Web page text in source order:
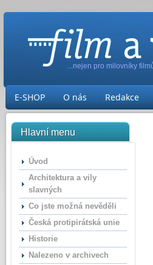
...nejen pro milovníky
E-SHOP O nás Redakce
Hlavní menu
Úvod
Architektura a vily
slavných
Co jste možná nevěděli
Česká protipirátská unie
Historie
Nalezeno v archivech